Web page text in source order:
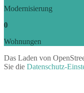
Modernisierung
0
Wohnungen
Das Laden von
Sie die Datenschutz-